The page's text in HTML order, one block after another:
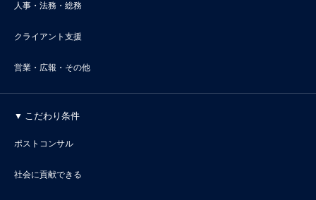
人事・法務・総務
クライアント支援
営業・広報・その他
こだわり条件
ポストコンサル
社会に貢献できる